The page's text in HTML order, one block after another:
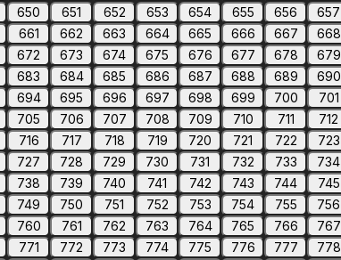
650
651 652 653 654 655 656 657
661
662 663 664 665 666 667 668
672
673 674 675 676 677 678 679
683
684 685 686 687 688 689 690
694
695 696 697 698 699 700 701
705
706 707 708 709 710 711 712
716
717 718 719 720 721 722 723
727
728 729 730 731 732 733 734
738
739 740 741 742 743 744 745
749
750 751 752 753 754 755 756
760
761 762 763 764 765 766 767
771
772 773 774 775 776 777 778